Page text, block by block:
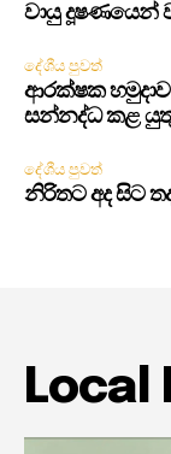
වායු දූෂණයෙන්
දේශීය පුවත්
ආරක්ෂක
සන්නද්ධ කළ
දේශීය පුවත්
නිරිතට අද සිට තද
Local